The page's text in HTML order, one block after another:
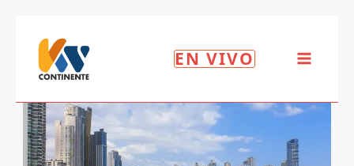
EN VIVO